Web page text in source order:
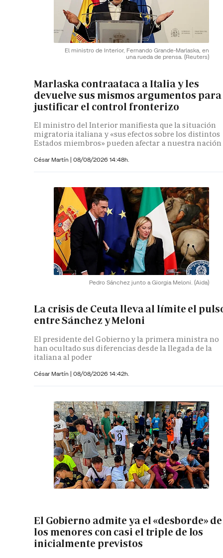
El ministro de Interior, Fernando Grande-Marlaska, en
una rueda de prensa. (Reuters)
Marlaska contraataca a Italia y les
devuelve sus mismos argumentos para
justificar el control fronterizo
El ministro del Interior manifiesta que la situación
migratoria italiana y «sus efectos sobre los distintos
Estados miembros» pueden afectar a nuestra nación
César Martín | 08/08/2026 14:48h.
Pedro Sánchez junto a Giorgia Meloni. (Aida)
La crisis de Ceuta lleva al límite el
entre Sánchez y Meloni
El presidente del Gobierno y la primera ministra no
han ocultado sus diferencias desde la llegada de la
italiana al poder
César Martín | 08/08/2026 14:42h.
El Gobierno admite ya el «desborde» de
los menores con casi el triple de los
inicialmente previstos